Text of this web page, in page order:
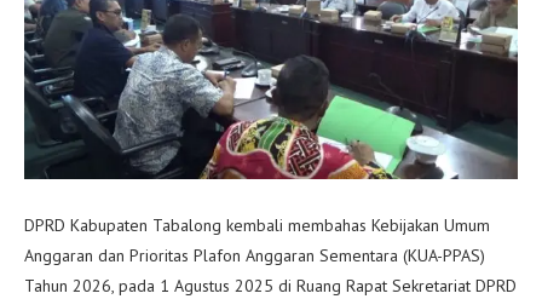
DPRD Kabupaten Tabalong kembali membahas Kebijakan Umum
Anggaran dan Prioritas Plafon Anggaran Sementara (KUA-PPAS)
Tahun 2026, pada 1 Agustus 2025 di Ruang Rapat Sekretariat DPRD